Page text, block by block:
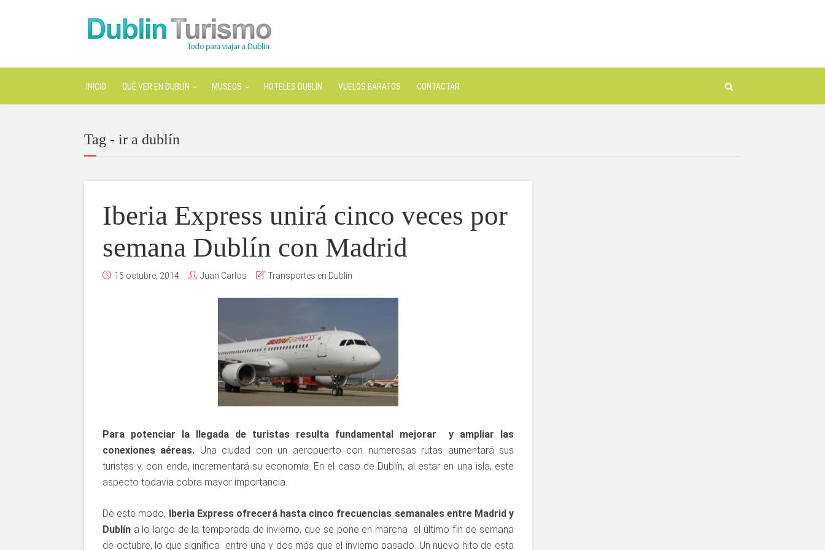
INICIO QUÉ VER EN DUBLÍN MUSEOS HOTELES DUBLÍN VUELOS BARATOS CONTACTAR
Tag - ir a dublín
Iberia Express unirá cinco veces por
semana Dublín con Madrid
15 octubre, 2014 Juan Carlos Transportes en Dublín
Para potenciar la llegada de turistas resulta fundamental mejorar y ampliar las
conexiones aéreas. Una ciudad con un aeropuerto con numerosas rutas aumentará sus
turistas y, con ende, incrementará su economía. En el caso de Dublín, al estar en una isla, este
aspecto todavía cobra mayor importancia.
De este modo,
Iberia Express ofrecerá hasta cinco frecuencias semanales entre Madrid y
Dublín a lo largo de la temporada de invierno, que se pone en marcha el último fin de semana
de octubre, lo que significa entre una y dos más que el invierno pasado. Un nuevo hito de esta